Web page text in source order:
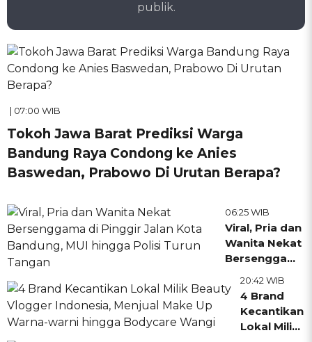
publik.
| 07:00 WIB
Tokoh Jawa Barat Prediksi Warga
Bandung Raya Condong ke Anies
Baswedan, Prabowo Di Urutan Berapa?
06:25 WIB
Viral, Pria dan
Wanita Nekat
Bersenggama
Jalan Kota
Bandung, MUI
hingga Polisi
Turun Tangan
20:42 WIB
4 Brand
Kecantikan
Lokal Milik